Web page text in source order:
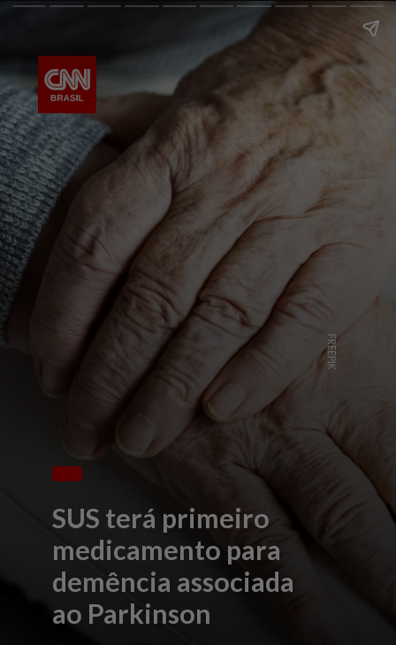
SUS terá primeiro
medicamento para
demência associada
ao Parkinson
FREEPIK